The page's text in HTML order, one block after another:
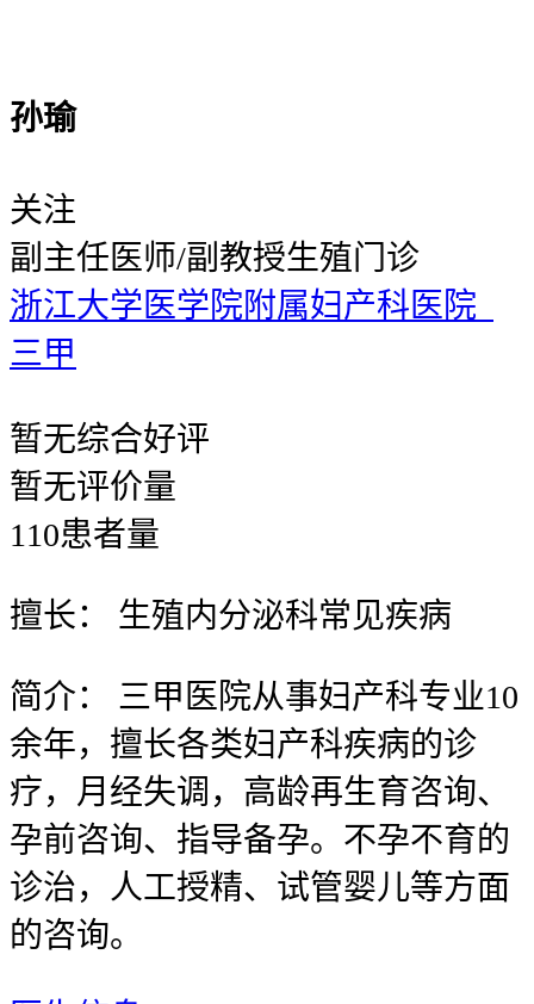
孙瑜
关注
副主任医师/副教授生殖门诊
浙江大学医学院附属妇产科医院
三甲
暂无综合好评
暂无评价量
110患者量
擅长： 生殖内分泌科常见疾病
简介：
三甲医院从事妇产科专业10
余年，擅长各类妇产科疾病的诊
疗，月经失调，高龄再生育咨询、
孕前咨询、指导备孕。不孕不育的
诊治，人工授精、试管婴儿等方面
的咨询。